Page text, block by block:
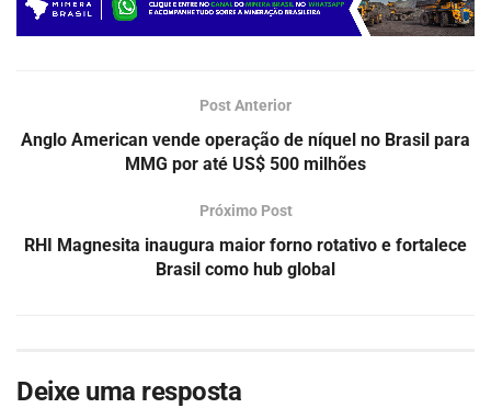
Post Anterior
Anglo American vende operação de níquel no Brasil para
MMG por até US$ 500 milhões
Próximo Post
RHI Magnesita inaugura maior forno rotativo e fortalece
Brasil como hub global
Deixe uma resposta